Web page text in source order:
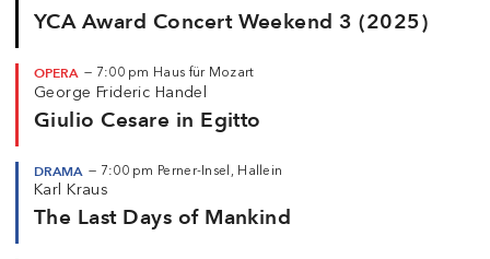
YCA Award Concert Weekend 3 (2025)
OPERA — 7:00 pm Haus für Mozart
George Frideric Handel
Giulio Cesare in Egitto
DRAMA — 7:00 pm Perner-Insel, Hallein
Karl Kraus
The Last Days of Mankind